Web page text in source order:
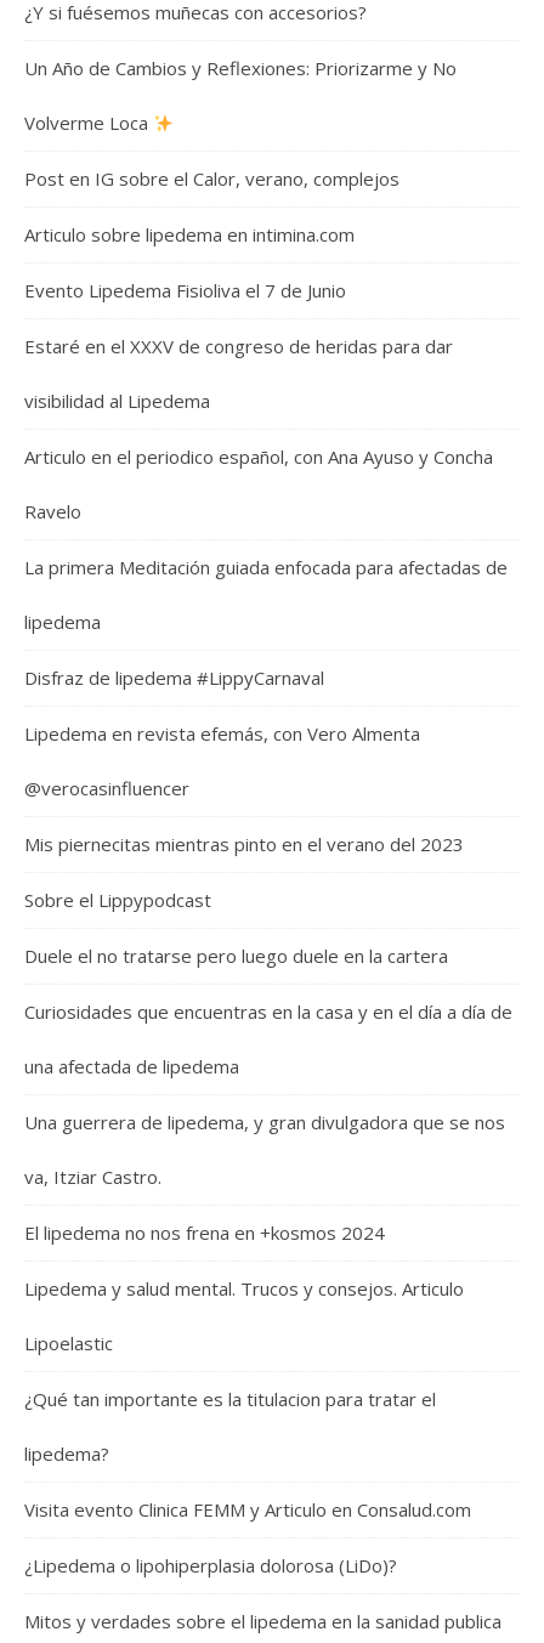
¿Y si fuésemos muñecas con accesorios?
Un Año de Cambios y Reflexiones: Priorizarme y No
Volverme Loca
Post en IG sobre el Calor, verano, complejos
Articulo sobre lipedema en intimina.com
Evento Lipedema Fisioliva el 7 de Junio
Estaré en el XXXV de congreso de heridas para dar
visibilidad al Lipedema
Articulo en el periodico español, con Ana Ayuso y Concha
Ravelo
La primera Meditación guiada enfocada para afectadas de
lipedema
Disfraz de lipedema #LippyCarnaval
Lipedema en revista efemás, con Vero Almenta
@verocasinfluencer
Mis piernecitas mientras pinto en el verano del 2023
Sobre el Lippypodcast
Duele el no tratarse pero luego duele en la cartera
Curiosidades que encuentras en la casa y en el día a día de
una afectada de lipedema
Una guerrera de lipedema, y gran divulgadora que se nos
va, Itziar Castro.
El lipedema no nos frena en +kosmos 2024
Lipedema y salud mental. Trucos y consejos. Articulo
Lipoelastic
¿Qué tan importante es la titulacion para tratar el
lipedema?
Visita evento Clinica FEMM y Articulo en Consalud.com
¿Lipedema o lipohiperplasia dolorosa (LiDo)?
Mitos y verdades sobre el lipedema en la sanidad publica